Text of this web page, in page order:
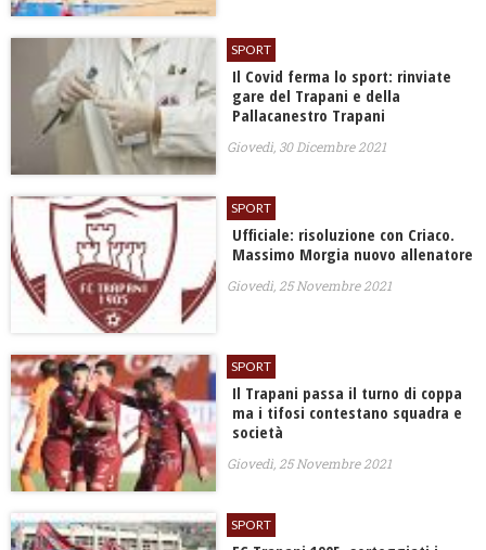
SPORT
Il Covid ferma lo sport: rinviate
gare del Trapani e della
Pallacanestro Trapani
Giovedì, 30 Dicembre 2021
SPORT
Ufficiale: risoluzione con Criaco.
Massimo Morgia nuovo allenatore
Giovedì, 25 Novembre 2021
SPORT
Il Trapani passa il turno di coppa
ma i tifosi contestano squadra e
società
Giovedì, 25 Novembre 2021
SPORT